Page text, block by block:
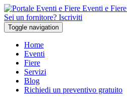
Eventi e Fiere
Sei un fornitore? Iscriviti
Toggle navigation
Home
Eventi
Fiere
Servizi
Blog
Richiedi un preventivo gratuito